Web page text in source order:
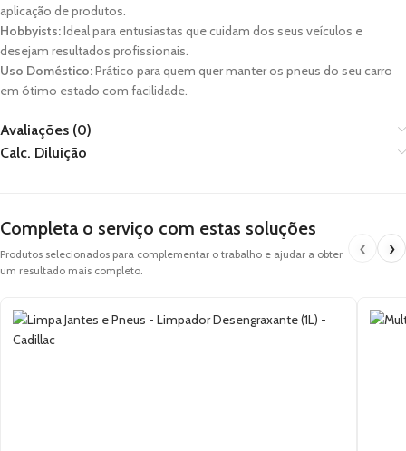
aplicação de produtos.
Hobbyists:Ideal para entusiastas que cuidam dos seus veículos e
desejam resultados profissionais.
Uso Doméstico:Prático para quem quer manter os pneus do seu carro
em ótimo estado com facilidade.
Avaliações (0)
Calc. Diluição
Completa o serviço com estas soluções
Produtos selecionados para complementar o trabalho e ajudar a obter
um resultado mais completo.
‹ ›